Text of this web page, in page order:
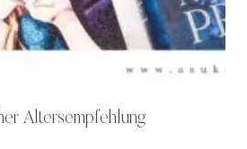
Altersempfehlung